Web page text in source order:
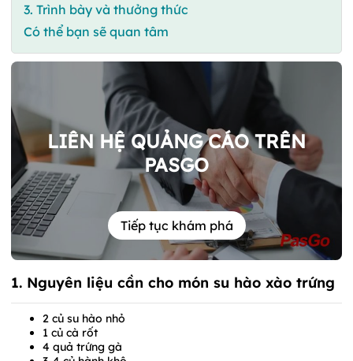
3. Trình bày và thưởng thức
Có thể bạn sẽ quan tâm
LIÊN HỆ QUẢNG CÁO TRÊN
PASGO
Tiếp tục khám phá
1. Nguyên liệu cần cho món su hào xào trứng
2 củ su hào nhỏ
1 củ cà rốt
4 quả trứng gà